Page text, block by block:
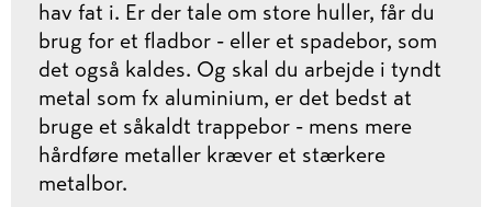
hav fat i. Er der tale om store huller, får du
brug for et fladbor - eller et spadebor, som
det også kaldes. Og skal du arbejde i tyndt
metal som fx aluminium, er det bedst at
bruge et såkaldt trappebor - mens mere
hårdføre metaller kræver et stærkere
metalbor.